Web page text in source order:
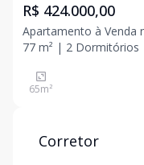
R$ 424.000,00
Apartamento à Venda
77 m² | 2 Dormitórios
em Santos, esta é
morar ou investir em
65m²
Corretor